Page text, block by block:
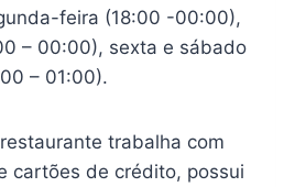
feira (18:00 -00:00),
– 00:00), sexta e sábado
– 01:00).
trabalha com
cartões de crédito, possui